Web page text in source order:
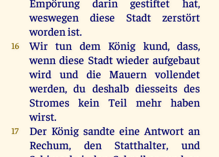
weswegen diese Stadt
zerstört
wordenist.
16 Wir tun dem König kund, dass,
wenn diese Stadt wiederaufgebaut
wird und die Mauern vollendet
werden,du deshalb diesseits des
Stromes
kein Teil mehr
haben
wirst.
17 Der König sandte eine Antwort an
Rechum, denStatthalter,und